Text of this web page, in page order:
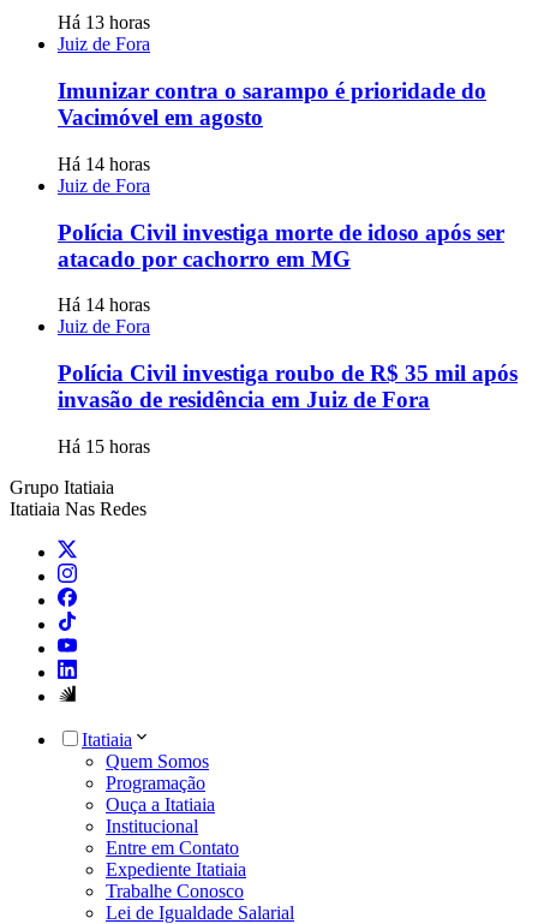
Há 13 horas
Juiz de Fora
Imunizar contra o sarampo é prioridade do
Vacimóvel em agosto
Há 14 horas
Juiz de Fora
Polícia Civil investiga morte de idoso após ser
atacado por cachorro em MG
Há 14 horas
Juiz de Fora
Polícia Civil investiga roubo de R$ 35 mil após
invasão de residência em Juiz de Fora
Há 15 horas
Grupo Itatiaia
Itatiaia Nas Redes
Itatiaia
Quem Somos
Programação
Ouça a Itatiaia
Institucional
Entre em Contato
Expediente Itatiaia
Trabalhe Conosco
Lei de Igualdade Salarial